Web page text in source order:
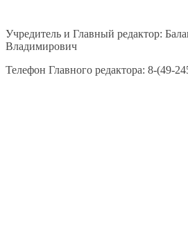
Учредитель и Главный редактор:
Владимирович
Телефон Главного редактора: 8-(49-